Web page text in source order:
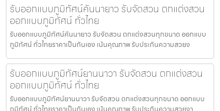
รับออกแบบภูมิทัศน์คันนายาว รับจัดสวน ตกแต่งสวน
ออกแบบภูมิทัศน์ ทั่วไทย
รับออกแบบภูมิทัศน์คันนายาว รับจัดสวน ตกแต่งสวนทุกขนาด ออกแบบ
ภูมิทัศน์ ทั่วไทยราคาเป็นกันเอง เน้นคุณภาพ รับประกันความสวยง
รับออกแบบภูมิทัศน์ยานนาวา รับจัดสวน ตกแต่งสวน
ออกแบบภูมิทัศน์ ทั่วไทย
รับออกแบบภูมิทัศน์ยานนาวา รับจัดสวน ตกแต่งสวนทุกขนาด ออกแบบ